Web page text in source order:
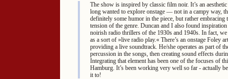
The show is inspired by classic film noir. It’s an
long wanted to explore onstage — not in a campy way,
definitely some humor in the piece, but rather embracing
tension of the genre. Duncan and I also found
noirish radio thrillers of the 1930s and 1940s. In fact,
as a sort of »live radio play.« There’s an onstage Foley
providing a live soundtrack. He/she operates as part of
percussion in the songs, then creating sound effects
Integrating that element has been one of the focuses of
Hamburg. It’s been working very well so far - actually
it to!